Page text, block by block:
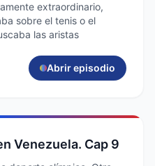
extraordinario,
sobre el tenis o el
las aristas
Abrir episodio
Venezuela. Cap 9